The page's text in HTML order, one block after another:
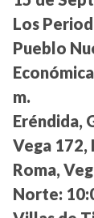
Los
Pueblo
m.
Eréndida,
Vega 172,
Roma,
Norte: